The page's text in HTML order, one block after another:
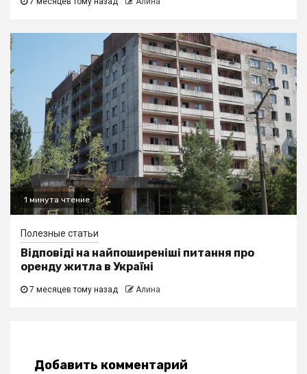
1 минута чтение
Полезные статьи
Відповіді на найпоширеніші питання про
оренду житла в Україні
7 месяцев тому назад Алина
Добавить комментарий